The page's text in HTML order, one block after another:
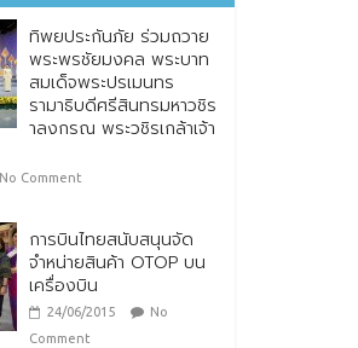
ทิพยประกันภัย ร่วมถวาย
พระพรชัยมงคล พระบาท
สมเด็จพระปรเมนทร
รามาธิบดีศรีสินทรมหาวชิร
อยู่หัว
ทิพยประกันภัย ร่วมถวาย
พระพรชัยมงคล พระบาท
สมเด็จพระปรเมนทร
รามาธิบดีศรีสินทรมหาวชิร
าลงกรณ พระวชิรเกล้าเจ้า
No Comment
การบินไทยสนับสนุนจัด
จำหน่ายสินค้า OTOP บน
เครื่องบิน
24/06/2015
No
Comment